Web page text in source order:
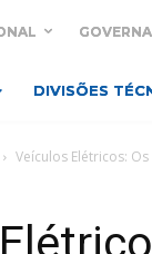
DIVISÕES
Veículos Elétricos: